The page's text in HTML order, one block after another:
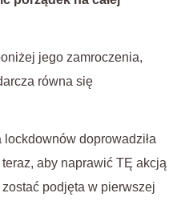
jego zamroczenia,
równa się
lockdownów doprowadziła
aby naprawić TĘ akcją
podjęta w pierwszej